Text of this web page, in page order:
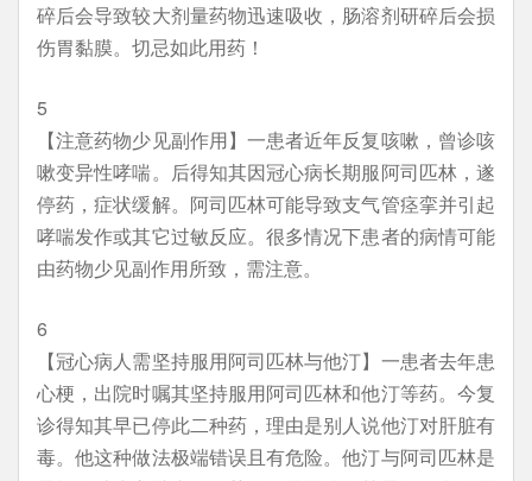
碎后会导致较大剂量药物迅速吸收，肠溶剂研碎后会损
伤胃黏膜。切忌如此用药！
5
【注意药物少见副作用】一患者近年反复咳嗽，曾诊咳
嗽变异性哮喘。后得知其因冠心病长期服阿司匹林，遂
停药，症状缓解。阿司匹林可能导致支气管痉挛并引起
哮喘发作或其它过敏反应。很多情况下患者的病情可能
由药物少见副作用所致，需注意。
6
【冠心病人需坚持服用阿司匹林与他汀】一患者去年患
心梗，出院时嘱其坚持服用阿司匹林和他汀等药。今复
诊得知其早已停此二种药，理由是别人说他汀对肝脏有
毒。他这种做法极端错误且有危险。他汀与阿司匹林是